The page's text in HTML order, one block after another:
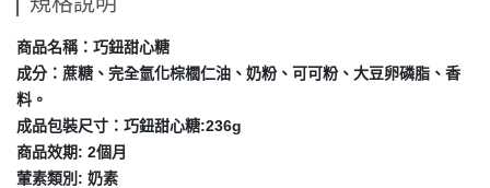
商品名稱：巧鈕甜心糖
成分：蔗糖、完全氫化棕櫚仁油、奶粉、可可粉、大豆卵磷脂、香
料。
成品包裝尺寸： 巧鈕甜心糖:236g
商品效期: 2個月
葷素類別: 奶素